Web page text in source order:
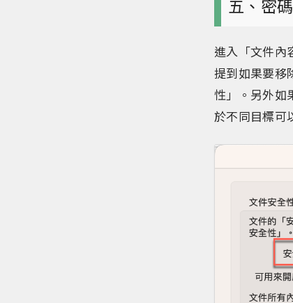
五、密
進入「文件內
提到如果要移
性」。另外如
於不同目標可